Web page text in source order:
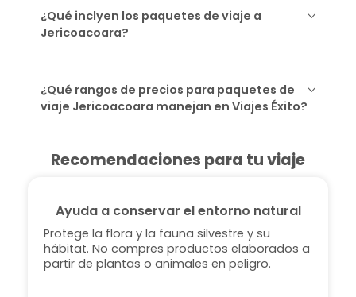
¿Qué inclyen los paquetes de viaje a
Jericoacoara?
¿Qué rangos de precios para paquetes de
viaje Jericoacoara manejan en Viajes Éxito?
Recomendaciones para tu viaje
Ayuda a conservar el entorno natural
Protege la flora y la fauna silvestre y su
hábitat. No compres productos elaborados a
partir de plantas o animales en peligro.